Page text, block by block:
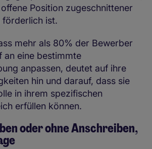
Position zugeschnittener
förderlich ist.
mehr als 80% der Bewerber
an eine bestimmte
anpassen, deutet auf ihre
hin und darauf, dass sie
in ihrem spezifischen
erfüllen können.
oder ohne Anschreiben,